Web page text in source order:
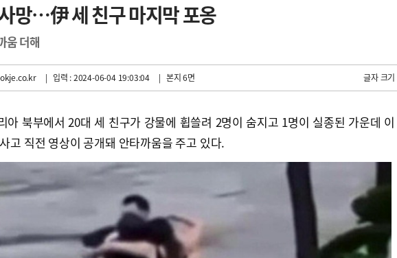
망…伊 세 친구 마지막 포옹
움 더해
| 입력 : 2024-06-04 19:03:04 | 본지 6면 글자 크기
아 북부에서 20대 세 친구가 강물에 휩쓸려 2명이 숨지고 1명이 실종된 가운데 이
고 직전 영상이 공개돼 안타까움을 주고 있다.